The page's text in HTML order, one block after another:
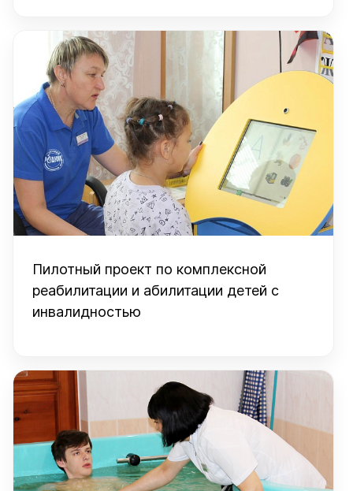
Пилотный проект по комплексной
реабилитации и абилитации детей с
инвалидностью